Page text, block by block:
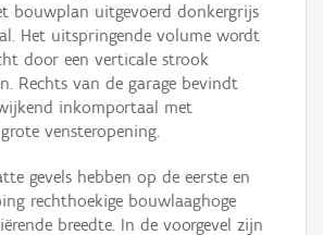
bouwplan uitgevoerd donkergrijs
Het uitspringende volume wordt
door een verticale strook
Rechts van de garage bevindt
inkomportaal met
vensteropening.
gevels hebben op de eerste en
rechthoekige bouwlaaghoge
breedte. In de voorgevel zijn